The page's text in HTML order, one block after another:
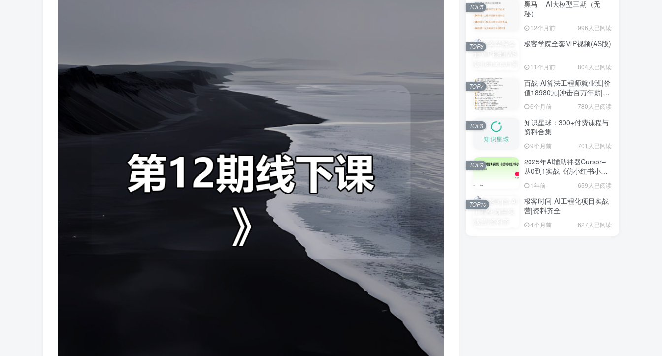
黑马 – AI大模型三期（无
秘）
12个月前 996人已阅读
TOP5
极客学院全套ⅥP视频(AS版)
11个月前 804人已阅读
TOP6
百战-AI算法工程师就业班|价
值18980元|冲击百万年薪|完
结无秘
6个月前 780人已阅读
TOP7
知识星球：300+付费课程与
资料合集
9个月前 701人已阅读
TOP8
2025年AI辅助神器Cursor–
从0到1实战《仿小红书小程
序》1年前 659人已阅读
TOP9
极客时间-AI工程化项目实战
营|资料齐全
4个月前 627人已阅读
TOP10